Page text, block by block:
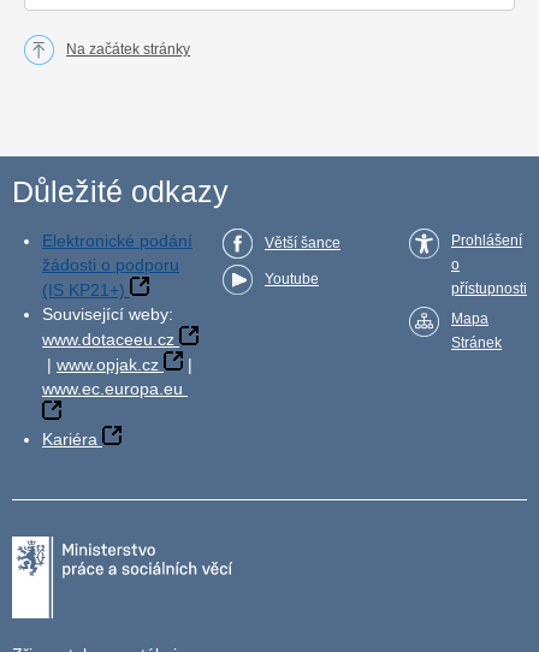
Na začátek stránky
Důležité odkazy
Elektronické podání
žádosti o podporu
(IS KP21+)
Související weby:
www.dotaceeu.cz
| www.opjak.cz
|
www.ec.europa.eu
Kariéra
Větší šance
Youtube
Prohlášení
o
přístupnosti
Mapa
Stránek